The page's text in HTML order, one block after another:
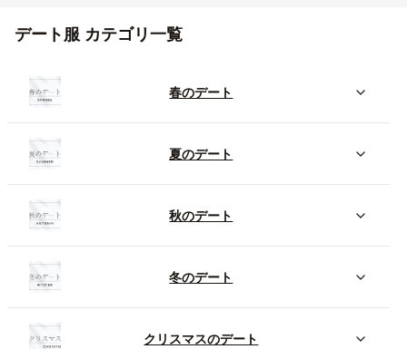
デート服 カテゴリ一覧
春のデート
夏のデート
秋のデート
冬のデート
クリスマスのデート